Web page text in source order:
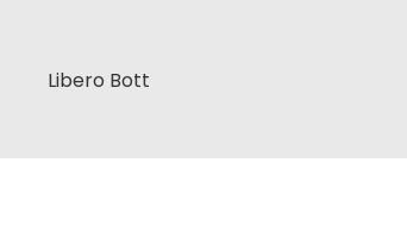
Libero Bott